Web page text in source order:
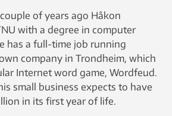
of years ago Håkon
with a degree in computer
has a full-time job running
company in Trondheim, which
Internet word game, Wordfeud.
small business expects to have
in its first year of life.